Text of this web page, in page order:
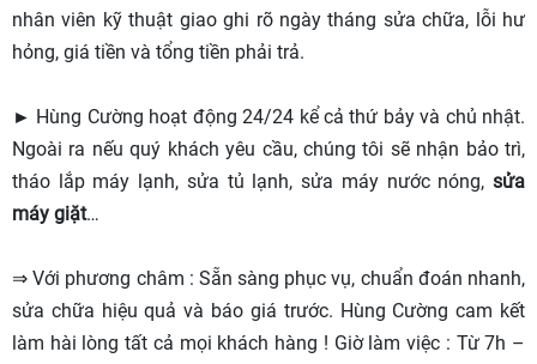
nhân viên kỹ thuật giao ghi rõ ngày tháng sửa chữa, lỗi hư
hỏng, giá tiền và tổng tiền phải trả.
► Hùng Cường hoạt động 24/24 kể cả thứ bảy và chủ nhật.
Ngoài ra nếu quý khách yêu cầu, chúng tôi sẽ nhận bảo trì,
tháo lắp máy lạnh, sửa tủ lạnh, sửa máy nước nóng, sửa
máy giặt…
⇒ Với phương châm : Sẵn sàng phục vụ, chuẩn đoán nhanh,
sửa chữa hiệu quả và báo giá trước. Hùng Cường cam kết
làm hài lòng tất cả mọi khách hàng ! Giờ làm việc : Từ 7h –